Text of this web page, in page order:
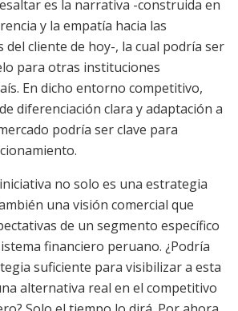
es la narrativa -construida en
y la empatía hacia las
del cliente de hoy-, la cual podría ser
para otras instituciones
En dicho entorno competitivo,
diferenciación clara y adaptación a
podría ser clave para
no solo es una estrategia
una visión comercial que
de un segmento específico
financiero peruano. ¿Podría
suficiente para visibilizar a esta
alternativa real en el competitivo